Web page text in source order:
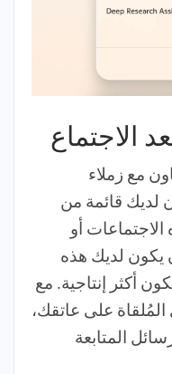
مع زملاء
لديك قائمة من
أو
يكون لديك هذه
أكثر إنتاجية. مع
المُلقاة على عاتقك،
المتابعة